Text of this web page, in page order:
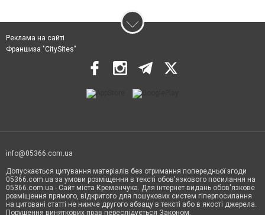
Реклама на сайті
Франшиза "CitySites"
info@05366.com.ua
Допускається цитування матеріалів без отримання попередньої згоди
05366.com.ua за умови розміщення в тексті обов'язкового посилання на
05366.com.ua - Сайт міста Кременчука. Для інтернет-видань обов'язкове
розміщення прямого, відкритого для пошукових систем гіперпосилання
на цитовані статті не нижче другого абзацу в тексті або в якості джерела.
Порушення виняткових прав переслідується Законом.